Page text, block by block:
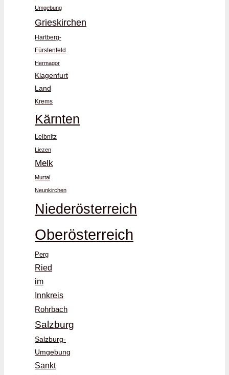
Umgebung
Grieskirchen
Hartberg-
Fürstenfeld
Hermagor
Klagenfurt
Land
Krems
Kärnten
Leibnitz
Liezen
Melk
Murtal
Neunkirchen
Niederösterreich
Oberösterreich
Perg
Ried
im
Innkreis
Rohrbach
Salzburg
Salzburg-
Umgebung
Sankt